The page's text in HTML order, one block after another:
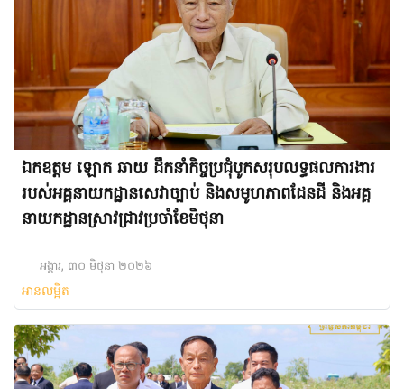
ឯកឧត្តម ឡោក ឆាយ ដឹកនាំកិច្ចប្រជុំបូកសរុបលទ្ធផលការងារ
របស់អគ្គនាយកដ្ឋានសេវាច្បាប់ និងសមូហភាពដែនដី និងអគ្គ
នាយកដ្ឋានស្រាវជ្រាវប្រចាំខែមិថុនា
អង្គារ, ៣០ មិថុនា ២០២៦
អានលម្អិត